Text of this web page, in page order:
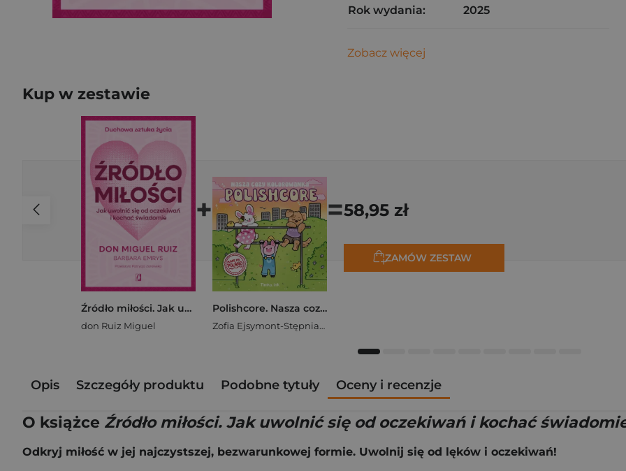
Rok wydania: 2025
Zobacz więcej
Kup w zestawie
Źródło miłości. Jak uwolnić się od oczekiwań i kochać świadomie
don Ruiz Miguel
+
Polishcore. Nasza cozy kolorowanka
Zofia Ejsymont-Stępniak „Timka.ink”
=58,95 zł
ZAMÓW ZESTAW
Opis Szczegóły produktu Podobne tytuły Oceny i recenzje
O książce Źródło miłości. Jak uwolnić się od oczekiwań i kochać
Odkryj miłość w jej najczystszej, bezwarunkowej formie. Uwolnij się od lęków i oczekiwań!